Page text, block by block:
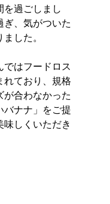
を過ごしまし
ぎ、気がついた
した。
ではフードロス
れており、規格
が合わなかった
バナナ」をご提
しくいただき